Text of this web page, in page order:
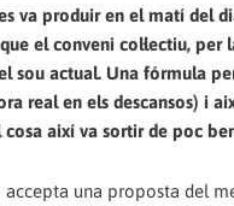
va produir en el matí del
el conveni col·lectiu,
sou actual. Una fórmula
real en els descansos) i
així va sortir de poc
una proposta del